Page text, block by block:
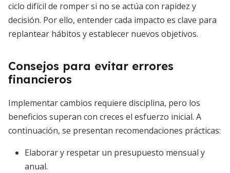
ciclo difícil de romper si no se actúa con rapidez y
decisión. Por ello, entender cada impacto es clave para
replantear hábitos y establecer nuevos objetivos.
Consejos para evitar errores
financieros
Implementar cambios requiere disciplina, pero los
beneficios superan con creces el esfuerzo inicial. A
continuación, se presentan recomendaciones prácticas:
Elaborar y respetar un presupuesto mensual y
anual.